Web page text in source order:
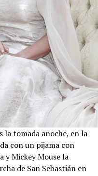
la tomada anoche, en la
con un pijama con
y Mickey Mouse la
de San Sebastián en